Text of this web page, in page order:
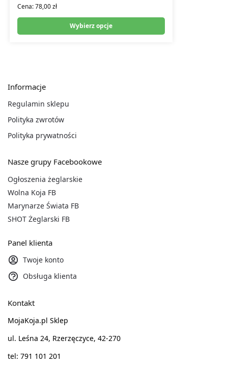
Cena:78,00zł
Wybierz opcje
Informacje
Regulamin sklepu
Polityka zwrotów
Polityka prywatności
Nasze grupy Facebookowe
Ogłoszenia żeglarskie
Wolna Koja FB
Marynarze Świata FB
SHOT Żeglarski FB
Panel klienta
Twoje konto
Obsługa klienta
Kontakt
MojaKoja.pl Sklep
ul. Leśna 24, Rzerzęczyce, 42-270
tel: 791 101 201